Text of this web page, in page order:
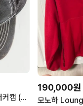
스투시 로우 프로 트러커캡 (레더 메쉬 스냅백)
190,000원